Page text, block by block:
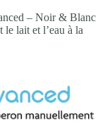
– Noir & Blanc
le lait et l’eau à la